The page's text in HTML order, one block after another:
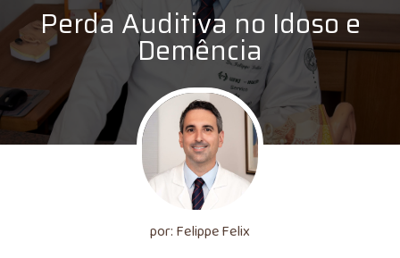
Perda Auditiva no Idoso e
Demência
por: Felippe Felix